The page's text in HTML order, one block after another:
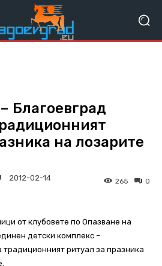
Благоевград
на лозарите
2012-02-14 0
265
от клубовете по Опазване на
детски комплекс –
традиционният ритуал за празника